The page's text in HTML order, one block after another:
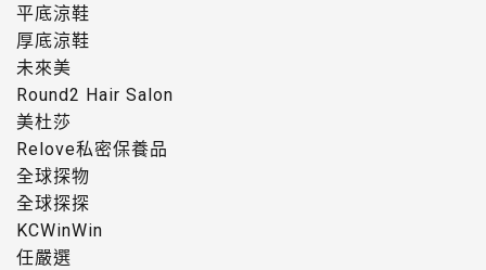
平底涼鞋
厚底涼鞋
未來美
Round2 Hair Salon
美杜莎
Relove私密保養品
全球探物
全球探探
KCWinWin
任嚴選